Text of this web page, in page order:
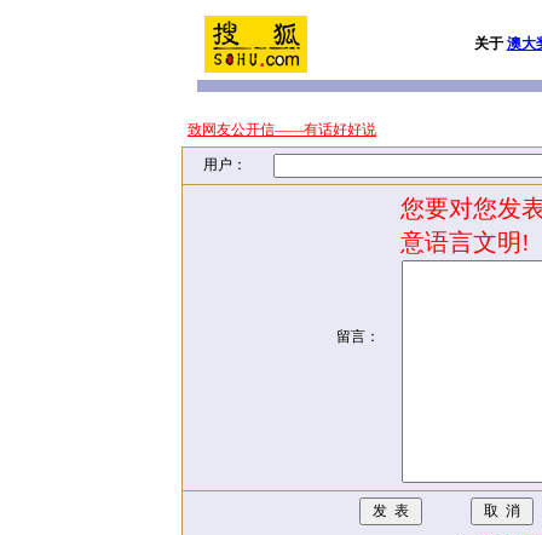
关于 澳大
致网友公开信——有话好好说
用户：
留言：
您要对您发
意语言文明!